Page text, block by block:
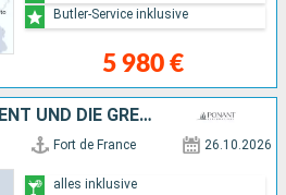
5 980 €
Butler-Service inklusive
SAINT LUCIA, ST. VINCENT UND DIE GRENADINEN, KOLUMBIEN, PANAMA
Fort de France 26.10.2026
alles inklusive